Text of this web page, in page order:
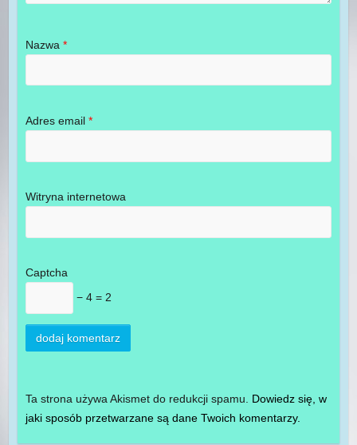
Nazwa *
Adres email *
Witryna internetowa
Captcha
− 4 = 2
Ta strona używa Akismet do redukcji spamu. Dowiedz się, w
jaki sposób przetwarzane są dane Twoich komentarzy.